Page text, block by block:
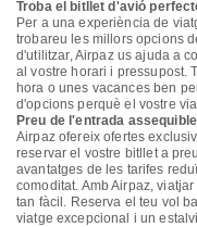
Troba el bitllet d'avió
Per a una experiència de
trobareu les millors opcions
d'utilitzar, Airpaz us ajuda a
al vostre horari i pressupost.
hora o unes vacances ben
d'opcions perquè el vostre
Preu de l'entrada
Airpaz ofereix ofertes
reservar el vostre bitllet a
avantatges de les tarifes
comoditat. Amb Airpaz,
tan fàcil. Reserva el teu vol
viatge excepcional i un